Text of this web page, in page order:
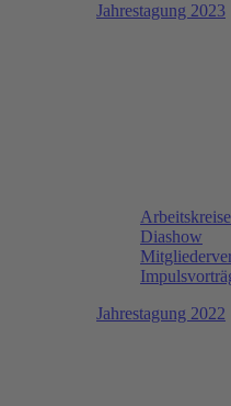
Jahrestagung 2023
Diashow
Jahrestagung 2022